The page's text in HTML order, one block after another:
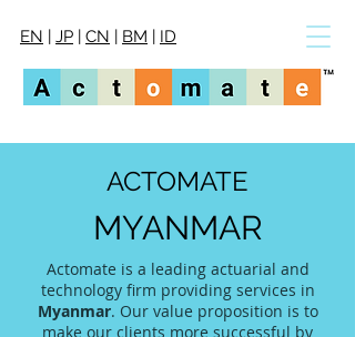
EN | JP | CN | BM | ID
ACTOMATE
MYANMAR
Actomate is a leading actuarial and
technology firm providing services in
Myanmar. Our value proposition is to
make our clients more successful by